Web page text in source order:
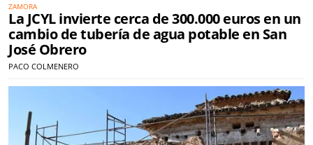
ZAMORA
La JCYL invierte cerca de 300.000 euros en un
cambio de tubería de agua potable en San
José Obrero
PACO COLMENERO